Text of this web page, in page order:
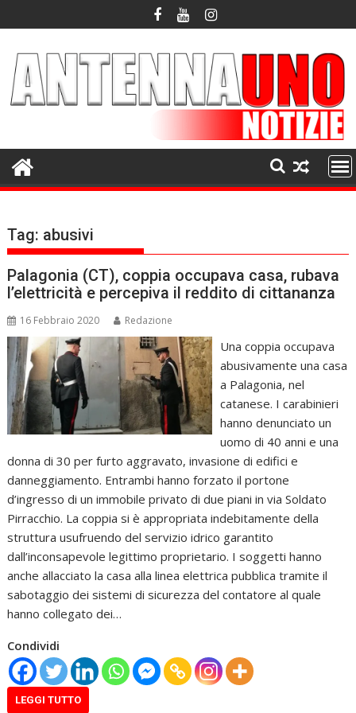
to
Tag: abusivi
Palagonia (CT), coppia occupava casa, rubava
l’elettricità e percepiva il reddito di cittananza
16 Febbraio 2020 Redazione
Una coppia occupava
abusivamente una casa
a Palagonia, nel
catanese. I carabinieri
hanno denunciato un
uomo di 40 anni e una
donna di 30 per furto aggravato, invasione di edifici e
danneggiamento. Entrambi hanno forzato il portone
d’ingresso di un immobile privato di due piani in via Soldato
Pirracchio. La coppia si è appropriata indebitamente della
struttura usufruendo del servizio idrico garantito
dall’inconsapevole legittimo proprietario. I soggetti hanno
anche allacciato la casa alla linea elettrica pubblica tramite il
sabotaggio dei sistemi di sicurezza del contatore al quale
hanno collegato dei…
Condividi
LEGGI TUTTO